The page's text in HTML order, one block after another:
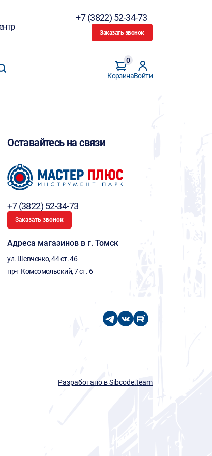
+7 (3822) 52-34-73
Заказать звонок
Корзина
0
Войти
Оставайтесь на связи
+7 (3822) 52-34-73
Заказать звонок
Адреса магазинов в г. Томск
ул. Шевченко, 44 ст. 46
пр-т Комсомольский, 7 ст. 6
Разработано в Sibcode.team